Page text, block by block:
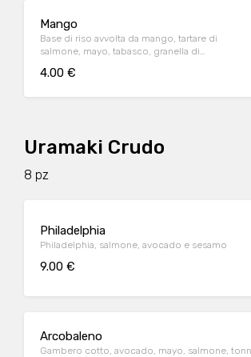
Mango
Base di riso avvolta da mango, tartare di
salmone, mayo, tabasco, granella di
4.00 €
Uramaki Crudo
8 pz
Philadelphia
Philadelphia, salmone, avocado e sesamo
9.00 €
Arcobaleno
Gambero cotto, avocado, mayo, salmone,